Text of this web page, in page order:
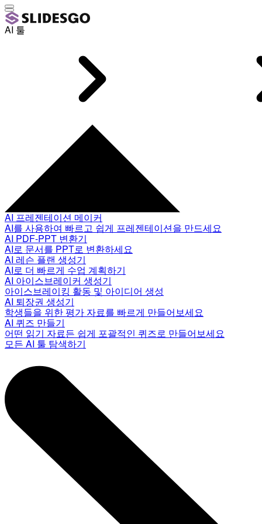
AI 툴
AI 프레젠테이션 메이커
AI를 사용하여 빠르고 쉽게 프레젠테이션을 만드세요
AI PDF-PPT 변환기
AI로 문서를 PPT로 변환하세요
AI 레슨 플랜 생성기
AI로 더 빠르게 수업 계획하기
AI 아이스브레이커 생성기
아이스브레이킹 활동 및 아이디어 생성
AI 퇴장권 생성기
학생들을 위한 평가 자료를 빠르게 만들어보세요
AI 퀴즈 만들기
어떤 읽기 자료든 쉽게 포괄적인 퀴즈로 만들어보세요
모든 AI 툴 탐색하기